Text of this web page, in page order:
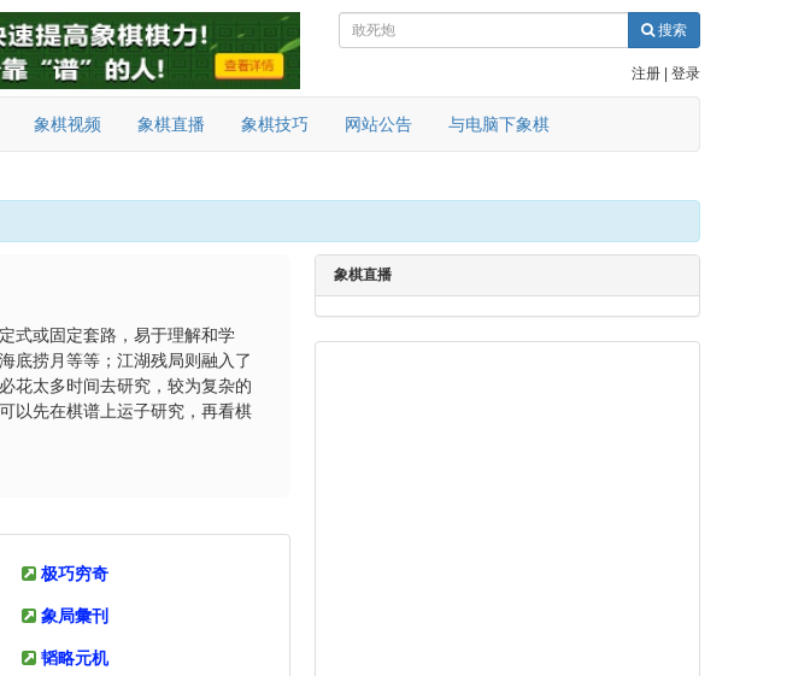
搜索
注册 登录
象棋视频 象棋直播 象棋技巧 网站公告 与电脑下象棋
式或固定套路，易于理解和学
底捞月等等；江湖残局则融入了
花太多时间去研究，较为复杂的
以先在棋谱上运子研究，再看棋
极巧穷奇
象局彙刊
韬略元机
象棋直播